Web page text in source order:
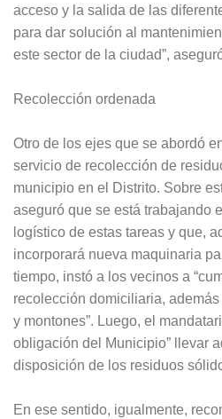
acceso y la salida de las
para dar solución al
este sector de la ciudad”,
Recolección ordenada
Otro de los ejes que se abordó
servicio de recolección de
municipio en el Distrito. Sobre
aseguró que se está trabajando
logístico de estas tareas y que,
incorporará nueva maquinaria
tiempo, instó a los vecinos a
recolección domiciliaria,
y montones”. Luego, el
obligación del Municipio” llevar
disposición de los residuos
En ese sentido, igualmente,